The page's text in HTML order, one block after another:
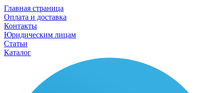
Главная страница
Оплата и доставка
Контакты
Юридическим лицам
Статьи
Каталог